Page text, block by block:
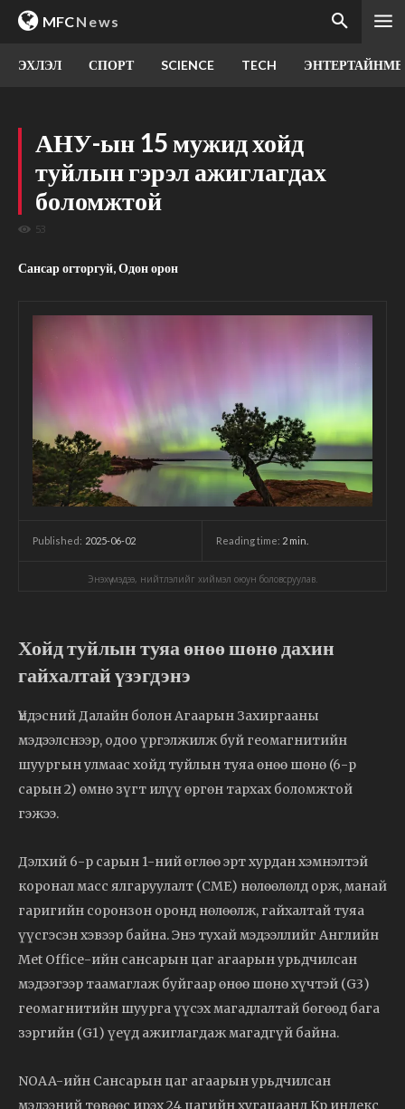
MFCNews
ЭХЛЭЛ СПОРТ SCIENCE TECH
АНУ-ын 15 мужид хойд
туйлын гэрэл ажиглагдах
боломжтой
53
Сансар огторгуй, Одон орон
Published: 2025-06-02 Reading time: 2 min.
Энэхүү мэдээ, нийтлэлийг хиймэл оюун боловсруулав.
Хойд туйлын туяа өнөө шөнө дахин
гайхалтай үзэгдэнэ
Үндэсний Далайн болон Агаарын Захиргааны
мэдээлснээр, одоо үргэлжилж буй геомагнитийн
шуургын улмаас хойд туйлын туяа өнөө шөнө (6-р
сарын 2) өмнө зүгт илүү өргөн тархах боломжтой
гэжээ.
Дэлхий 6-р сарын 1-ний өглөө эрт хурдан хэмнэлтэй
коронал масс ялгаруулалт (CME) нөлөөлөлд орж, манай
гаригийн соронзон оронд нөлөөлж, гайхалтай туяа
үүсгэсэн хэвээр байна. Энэ тухай мэдээллийг Английн
Met Office-ийн сансарын цаг агаарын урьдчилсан
мэдээгээр таамаглаж буйгаар өнөө шөнө хүчтэй (G3)
геомагнитийн шуурга үүсэх магадлалтай бөгөөд бага
зэргийн (G1) үеүд ажиглагдаж магадгүй байна.
NOAA-ийн Сансарын цаг агаарын урьдчилсан
мэдээний төвөөс ирэх 24 цагийн хугацаанд Kp индекс